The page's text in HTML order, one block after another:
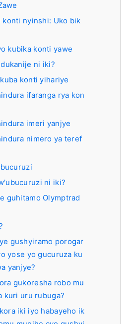
konti nyinshi: Uko bik
kubika konti yawe
ni iki?
konti yihariye
ifaranga rya kon
imeri yanjye
nimero ya teref
ni iki?
guhitamo Olymptrad
gushyiramo porogar
yose yo gucuruza ku
yanjye?
gukoresha robo mu
kuri uru rubuga?
iki iyo habayeho ik